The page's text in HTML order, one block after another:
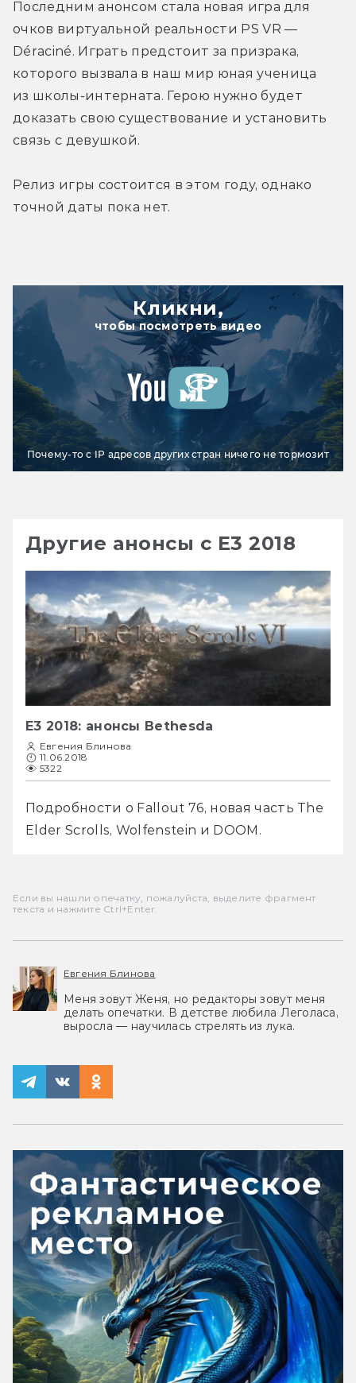
Последним анонсом стала новая игра для
очков виртуальной реальности PS VR —
Déraciné. Играть предстоит за призрака,
которого вызвала в наш мир юная ученица
из школы-интерната. Герою нужно будет
доказать свою существование и установить
связь с девушкой.
Релиз игры состоится в этом году, однако
точной даты пока нет.
Кликни,
чтобы посмотреть видео
Почему-то с IP адресов других стран ничего не тормозит
Другие анонсы с Е3 2018
E3 2018: анонсы Bethesda
Евгения Блинова
11.06.2018
5322
Подробности о Fallout 76, новая часть The
Elder Scrolls, Wolfenstein и DOOM.
Если вы нашли опечатку, пожалуйста, выделите фрагмент
текста и нажмите Ctrl+Enter.
Евгения Блинова
Меня зовут Женя, но редакторы зовут меня
делать опечатки. В детстве любила Леголаса,
выросла — научилась стрелять из лука.